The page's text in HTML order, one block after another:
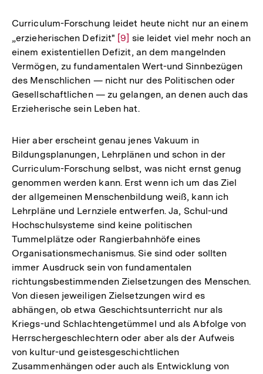
Curriculum-Forschung leidet heute nicht nur an einem
„erzieherischen Defizit" Zur
Auflösung
der
Fußnote
[9] sie leidet viel mehr noch an
einem existentiellen Defizit, an dem mangelnden
Vermögen, zu fundamentalen Wert-und Sinnbezügen
des Menschlichen — nicht nur des Politischen oder
Gesellschaftlichen — zu gelangen, an denen auch das
Erzieherische sein Leben hat.
Hier aber erscheint genau jenes Vakuum in
Bildungsplanungen, Lehrplänen und schon in der
Curriculum-Forschung selbst, was nicht ernst genug
genommen werden kann. Erst wenn ich um das Ziel
der allgemeinen Menschenbildung weiß, kann ich
Lehrpläne und Lernziele entwerfen. Ja, Schul-und
Hochschulsysteme sind keine politischen
Tummelplätze oder Rangierbahnhöfe eines
Organisationsmechanismus. Sie sind oder sollten
immer Ausdruck sein von fundamentalen
richtungsbestimmenden Zielsetzungen des Menschen.
Von diesen jeweiligen Zielsetzungen wird es
abhängen, ob etwa Geschichtsunterricht nur als
Kriegs-und Schlachtengetümmel und als Abfolge von
Herrschergeschlechtern oder aber als der Aufweis
von kultur-und geistesgeschichtlichen
Zusammenhängen oder auch als Entwicklung von